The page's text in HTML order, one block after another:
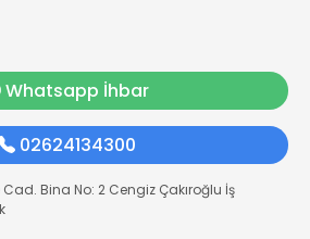
Whatsapp İhbar
02624134300
Cad. Bina No: 2 Cengiz Çakıroğlu İş